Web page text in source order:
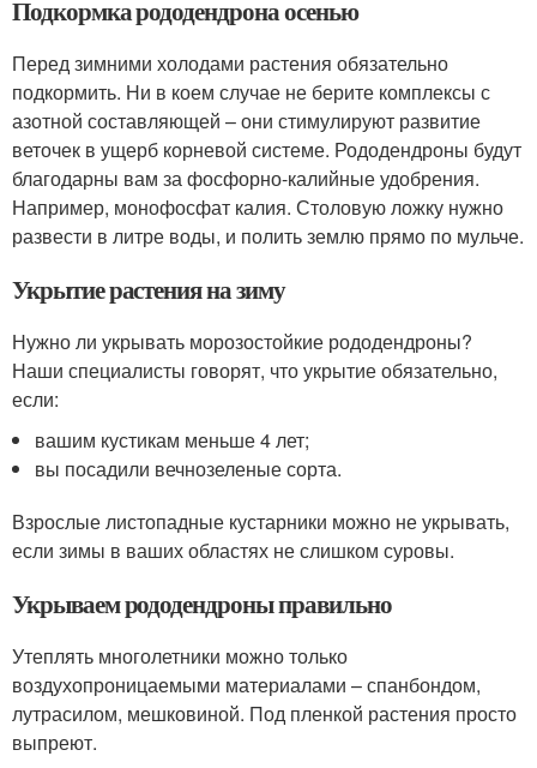
Подкормка рододендрона осенью
Перед зимними холодами растения обязательно
подкормить. Ни в коем случае не берите комплексы с
азотной составляющей – они стимулируют развитие
веточек в ущерб корневой системе. Рододендроны будут
благодарны вам за фосфорно-калийные удобрения.
Например, монофосфат калия. Столовую ложку нужно
развести в литре воды, и полить землю прямо по мульче.
Укрытие растения на зиму
Нужно ли укрывать морозостойкие рододендроны?
Наши специалисты говорят, что укрытие обязательно,
если:
вашим кустикам меньше 4 лет;
вы посадили вечнозеленые сорта.
Взрослые листопадные кустарники можно не укрывать,
если зимы в ваших областях не слишком суровы.
Укрываем рододендроны правильно
Утеплять многолетники можно только
воздухопроницаемыми материалами – спанбондом,
лутрасилом, мешковиной. Под пленкой растения просто
выпреют.